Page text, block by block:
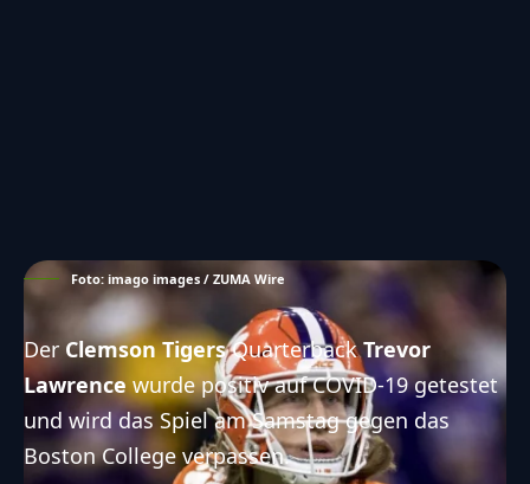
Foto: imago images / ZUMA Wire
Der Clemson TigersQuarterbackTrevor
Lawrence wurde positiv auf COVID-19 getestet
und wird das Spiel am Samstag gegen das
Boston College verpassen.